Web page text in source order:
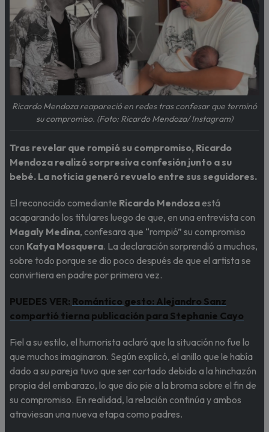
Ricardo Mendoza reapareció en redes tras confesar que terminó
su compromiso. (Foto: Ricardo Mendoza/ Instagram)
Tras revelar que rompió su compromiso, Ricardo
Mendoza realizó sorpresiva confesión junto a su
bebé. La noticia generó revuelo entre sus seguidores.
El reconocido comediante Ricardo Mendozaestá
acaparando los titulares luego de que, en una entrevista con
Magaly Medina, confesara que “rompió” su compromiso
con Katya Mosquera. La declaración sorprendió a muchos,
sobre todo porque se dio poco después de que el artista se
convirtiera en padre por primera vez.
PUEDES VER: Romántico gesto: Alejandro Sanz
compartió tierna publicación para Stephanie Cayo
Fiel a su estilo, el humorista aclaró que la situación no fue lo
que muchos imaginaron. Según explicó, el anillo que le había
dado a su pareja tuvo que ser cortado debido a la hinchazón
propia del embarazo, lo que dio pie a la broma sobre el fin de
su compromiso. En realidad, la relación continúa y ambos
atraviesan una nueva etapa como padres.